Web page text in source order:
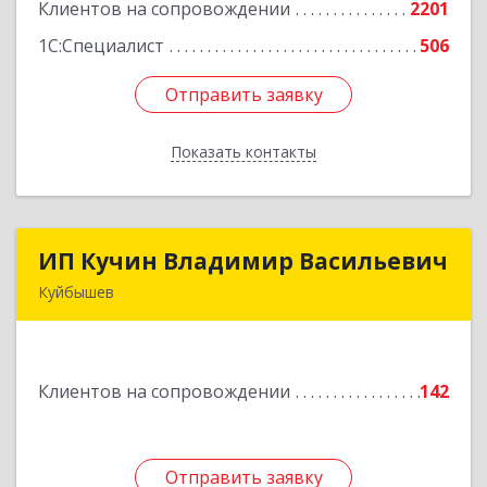
Клиентов на сопровождении
2201
1С:Специалист
506
Отправить заявку
Показать контакты
Подробнее
Отправить заявку
Назад
ИП Кучин Владимир Васильевич
Куйбышев
Клиентов на сопровождении 142
Отправить заявку
ИП Кучин Владимир Васильевич
Подробнее
Отправить заявку